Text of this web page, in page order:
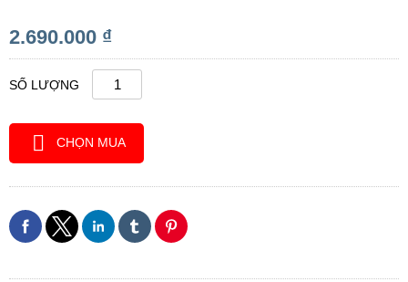
2.690.000 ₫
SỐ LƯỢNG
CHỌN MUA